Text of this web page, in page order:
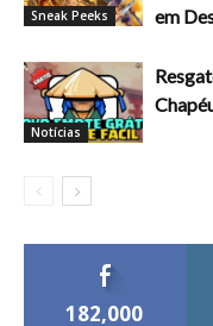
Sneak Peeks
em
Notícias
182,000